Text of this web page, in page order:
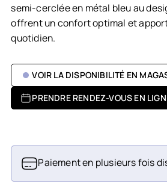
semi-cerclée en métal bleu au
offrent un confort optimal et
quotidien.
VOIR LA DISPONIBILITÉ EN
PRENDRE RENDEZ-VOUS EN
Paiement en plusieurs fois